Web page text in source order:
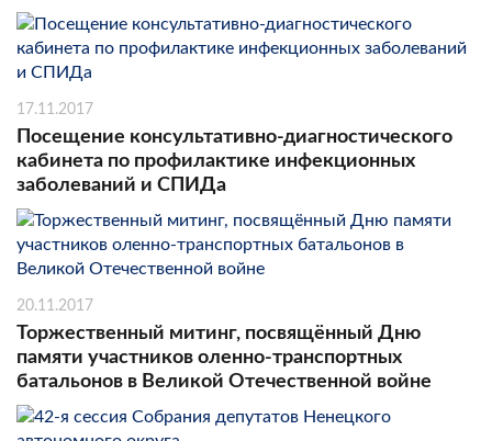
17.11.2017
Посещение консультативно-диагностического
кабинета по профилактике инфекционных
заболеваний и СПИДа
20.11.2017
Торжественный митинг, посвящённый Дню
памяти участников оленно-транспортных
батальонов в Великой Отечественной войне